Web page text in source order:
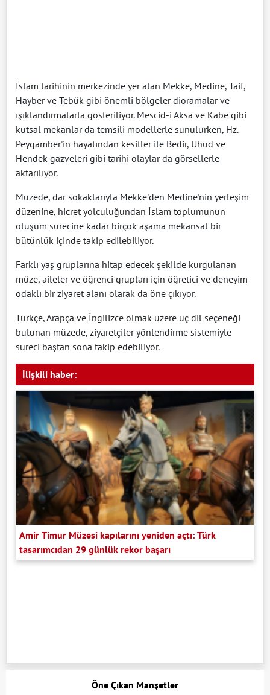
İslam tarihinin merkezinde yer alan Mekke, Medine, Taif,
Hayber ve Tebük gibi önemli bölgeler dioramalar ve
ışıklandırmalarla gösteriliyor. Mescid-i Aksa ve Kabe gibi
kutsal mekanlar da temsili modellerle sunulurken, Hz.
Peygamber'in hayatından kesitler ile Bedir, Uhud ve
Hendek gazveleri gibi tarihi olaylar da görsellerle
aktarılıyor.
Müzede, dar sokaklarıyla Mekke'den Medine'nin yerleşim
düzenine, hicret yolculuğundan İslam toplumunun
oluşum sürecine kadar birçok aşama mekansal bir
bütünlük içinde takip edilebiliyor.
Farklı yaş gruplarına hitap edecek şekilde kurgulanan
müze, aileler ve öğrenci grupları için öğretici ve deneyim
odaklı bir ziyaret alanı olarak da öne çıkıyor.
Türkçe, Arapça ve İngilizce olmak üzere üç dil seçeneği
bulunan müzede, ziyaretçiler yönlendirme sistemiyle
süreci baştan sona takip edebiliyor.
İlişkili haber:
Amir Timur Müzesi kapılarını yeniden açtı: Türk
tasarımcıdan 29 günlük rekor başarı
Öne Çıkan Manşetler